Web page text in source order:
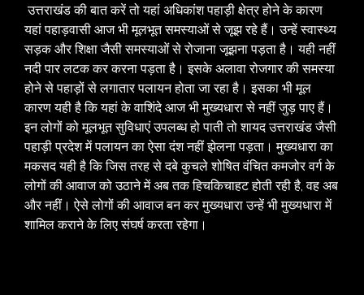
उत्तराखंड की बात करें तो यहां अधिकांश पहाड़ी क्षेत्र होने के कारण
यहां पहाड़वासी आज भी मूलभूत समस्याओं से जूझ रहे हैं। उन्हें स्वास्थ्य
सड़क और शिक्षा जैसी समस्याओं से रोजाना जूझना पड़ता है। यही नहीं
नदी पार लटक कर करना पड़ता है। इसके अलावा रोजगार की समस्या
होने से पहाड़ों से लगातार पलायन होता जा रहा है। इसका भी मूल
कारण यही है कि यहां के वाशिंदे आज भी मुख्यधारा से नहीं जुड़ पाए हैं।
इन लोगों को मूलभूत सुविधाएं उपलब्ध हो पाती तो शायद उत्तराखंड जैसी
पहाड़ी प्रदेश में पलायन का ऐसा दंश नहीं झेलना पड़ता। मुख्यधारा का
मकसद यही है कि जिस तरह से दबे कुचले शोषित वंचित कमजोर वर्ग के
लोगों की आवाज को उठाने में अब तक हिचकिचाहट होती रही है, वह अब
और नहीं। ऐसे लोगों की आवाज बन कर मुख्यधारा उन्हें भी मुख्यधारा में
शामिल कराने के लिए संघर्ष करता रहेगा।